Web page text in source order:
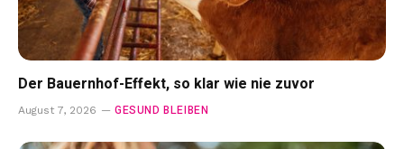
Der Bauernhof-Effekt, so klar wie nie zuvor
August 7, 2026 GESUND BLEIBEN